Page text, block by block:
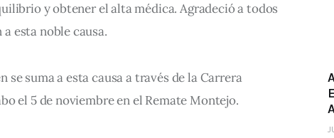
y obtener el alta médica. Agradeció a todos
esta noble causa.
suma a esta causa a través de la Carrera
el 5 de noviembre en el Remate Montejo.